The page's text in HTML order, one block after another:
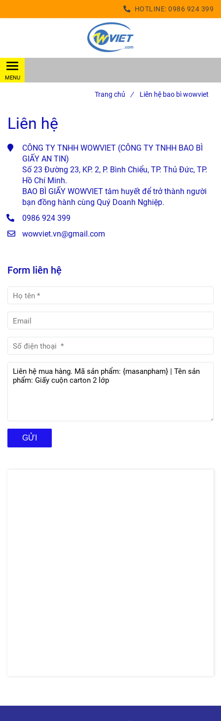
HOTLINE: 0986 924 399
Trang chủ / Liên hệ bao bì wowviet
Liên hệ
CÔNG TY TNHH WOWVIET (CÔNG TY TNHH BAO BÌ
GIẤY AN TIN)
Số 23 Đường 23, KP. 2, P. Bình Chiểu, TP. Thủ Đức, TP.
Hồ Chí Minh.
BAO BÌ GIẤY WOWVIET tâm huyết để trở thành người
bạn đồng hành cùng Quý Doanh Nghiệp.
0986 924 399
wowviet.vn@gmail.com
Form liên hệ
GỬI